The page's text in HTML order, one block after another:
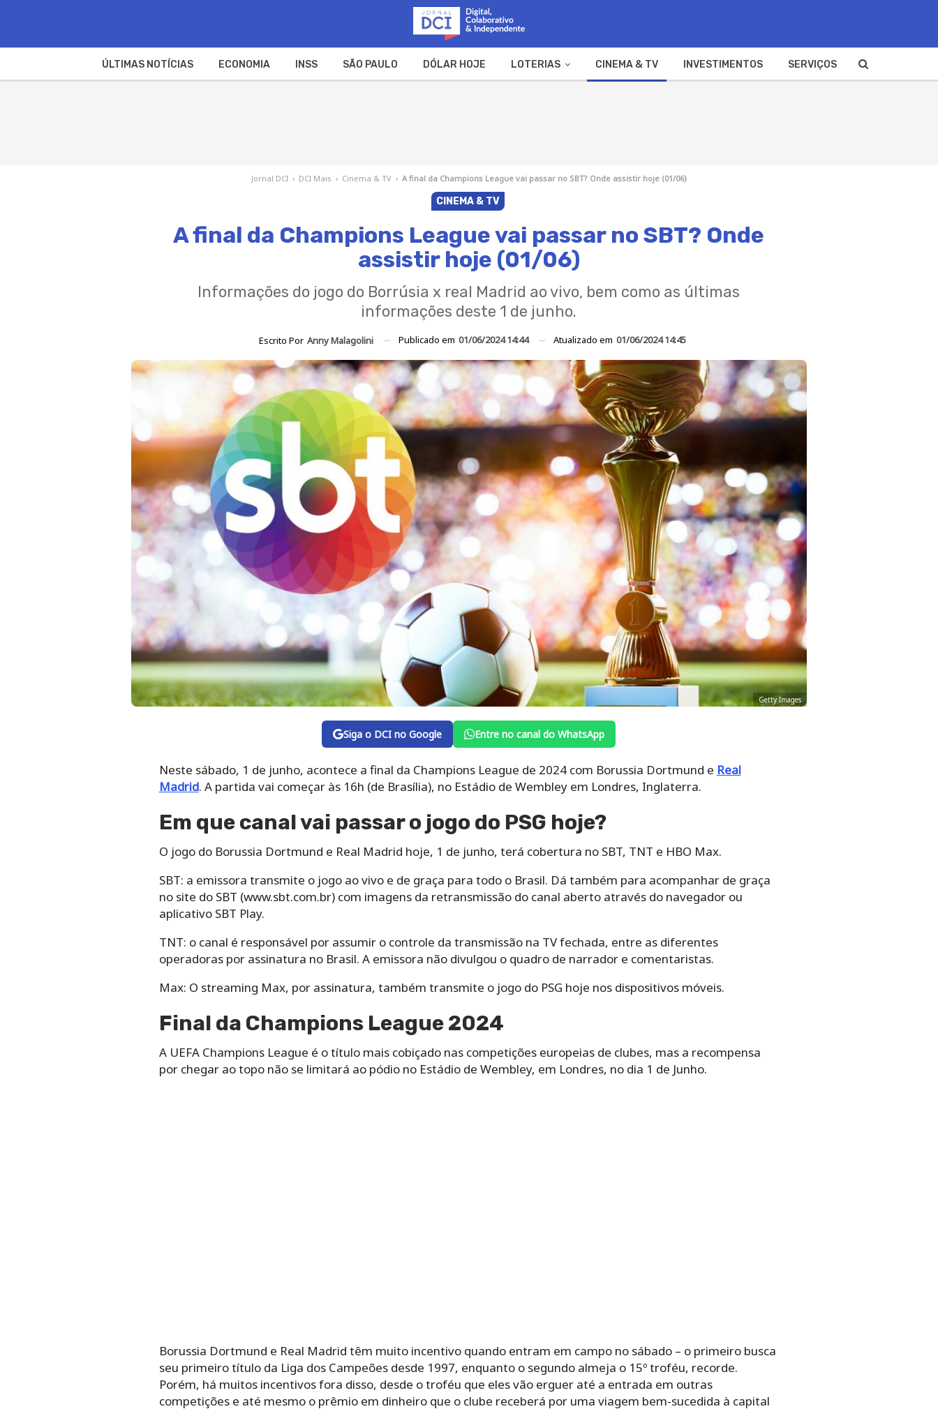
ÚLTIMAS NOTÍCIAS ECONOMIA INSS SÃO PAULO DÓLAR HOJE LOTERIAS CINEMA & TV INVESTIMENTOS SERVIÇOS
Jornal DCI › DCI Mais › Cinema & TV › A final da Champions League vai passar no SBT? Onde assistir hoje (01/06)
CINEMA & TV
A final da Champions League vai passar no SBT? Onde
assistir hoje (01/06)
Informações do jogo do Borrúsia x real Madrid ao vivo, bem como as últimas
informações deste 1 de junho.
Escrito Por Anny Malagolini Publicado em 01/06/2024 14:44 Atualizado em 01/06/2024 14:45
Getty Images
Siga o DCI no Google Entre no canal do WhatsApp
Neste sábado, 1 de junho, acontece a final da Champions League de 2024 com Borussia Dortmund e Real
Madrid. A partida vai começar às 16h (de Brasília), no Estádio de Wembley em Londres, Inglaterra.
Em que canal vai passar o jogo do PSG hoje?
O jogo do Borussia Dortmund e Real Madrid hoje, 1 de junho, terá cobertura no SBT, TNT e HBO Max.
SBT: a emissora transmite o jogo ao vivo e de graça para todo o Brasil. Dá também para acompanhar de graça
no site do SBT (www.sbt.com.br) com imagens da retransmissão do canal aberto através do navegador ou
aplicativo SBT Play.
TNT: o canal é responsável por assumir o controle da transmissão na TV fechada, entre as diferentes
operadoras por assinatura no Brasil. A emissora não divulgou o quadro de narrador e comentaristas.
Max: O streaming Max, por assinatura, também transmite o jogo do PSG hoje nos dispositivos móveis.
Final da Champions League 2024
A UEFA Champions League é o título mais cobiçado nas competições europeias de clubes, mas a recompensa
por chegar ao topo não se limitará ao pódio no Estádio de Wembley, em Londres, no dia 1 de Junho.
Borussia Dortmund e Real Madrid têm muito incentivo quando entram em campo no sábado – o primeiro busca
seu primeiro título da Liga dos Campeões desde 1997, enquanto o segundo almeja o 15º troféu, recorde.
Porém, há muitos incentivos fora disso, desde o troféu que eles vão erguer até a entrada em outras
competições e até mesmo o prêmio em dinheiro que o clube receberá por uma viagem bem-sucedida à capital